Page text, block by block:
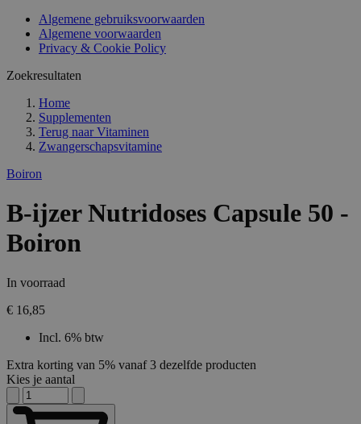
Algemene gebruiksvoorwaarden
Algemene voorwaarden
Privacy & Cookie Policy
Zoekresultaten
Home
Supplementen
Terug naar Vitaminen
Zwangerschapsvitamine
Boiron
B-ijzer Nutridoses Capsule 50 -
Boiron
In voorraad
€ 16,85
Incl. 6% btw
Extra korting van 5% vanaf 3 dezelfde producten
Kies je aantal